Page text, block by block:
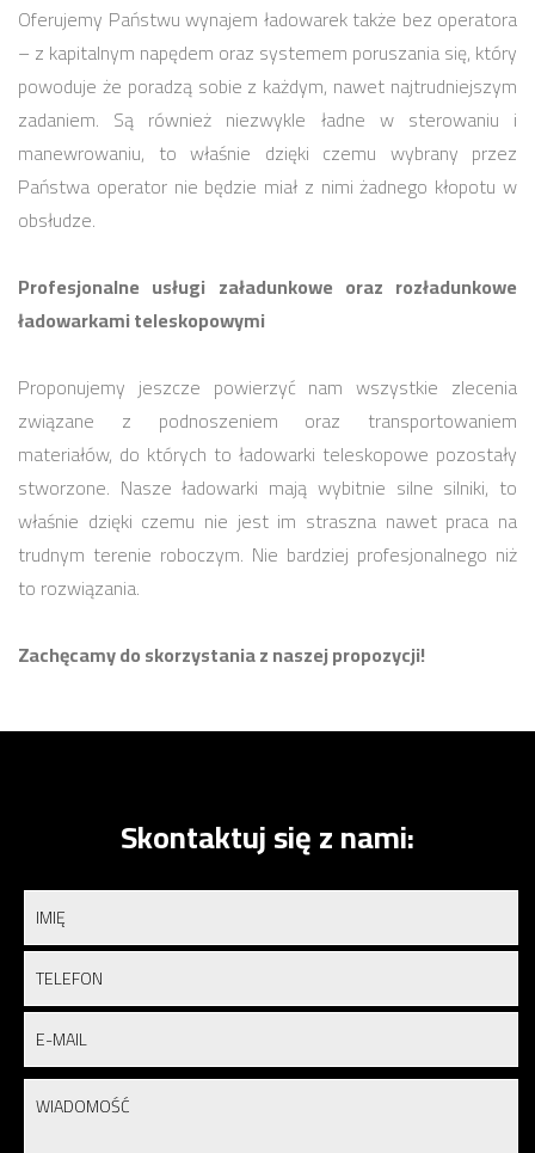
Oferujemy Państwu wynajem ładowarek także bez operatora
– z kapitalnym napędem oraz systemem poruszania się, który
powoduje że poradzą sobie z każdym, nawet najtrudniejszym
zadaniem. Są również niezwykle ładne w sterowaniu i
manewrowaniu, to właśnie dzięki czemu wybrany przez
Państwa operator nie będzie miał z nimi żadnego kłopotu w
obsłudze.
Profesjonalne usługi załadunkowe oraz rozładunkowe
ładowarkami teleskopowymi
Proponujemy jeszcze powierzyć nam wszystkie zlecenia
związane z podnoszeniem oraz transportowaniem
materiałów, do których to ładowarki teleskopowe pozostały
stworzone. Nasze ładowarki mają wybitnie silne silniki, to
właśnie dzięki czemu nie jest im straszna nawet praca na
trudnym terenie roboczym. Nie bardziej profesjonalnego niż
to rozwiązania.
Zachęcamy do skorzystania z naszej propozycji!
Skontaktuj się z nami: